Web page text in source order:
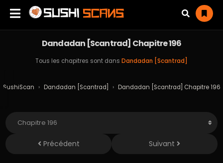
Dandadan [Scantrad] Chapitre 196
Tous les chapitres sont dans Dandadan [Scantrad]
SushiScan › Dandadan [Scantrad] › Dandadan [Scantrad] Chapitre 196
Précédent Suivant